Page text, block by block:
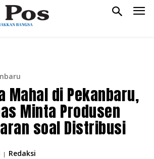
Mahal di Pekanbaru,
Minta Produsen
soal Distribusi
| Redaksi